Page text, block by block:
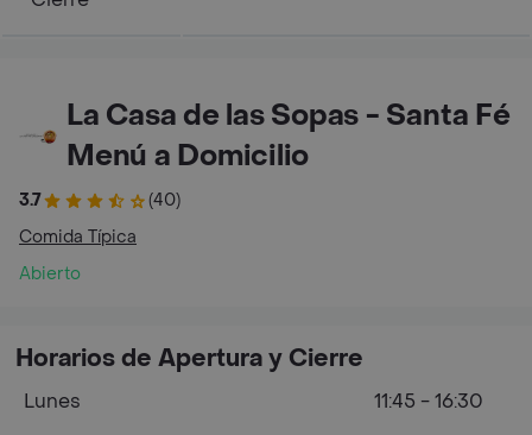
La Casa de las Sopas - Santa Fé
Menú a Domicilio
3.7
(40)
Comida Típica
Abierto
Horarios de Apertura y Cierre
Lunes
11:45 - 16:30